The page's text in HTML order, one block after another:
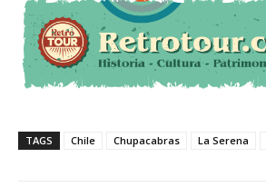
TAGS Chile Chupacabras La Serena